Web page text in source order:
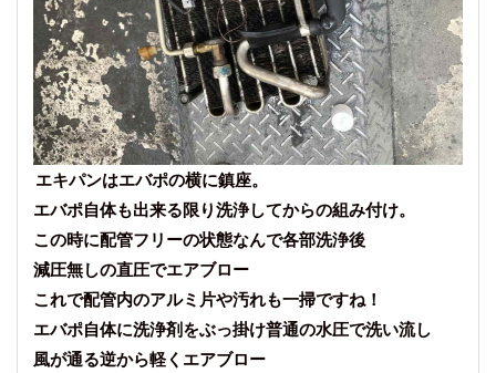
エキパンはエバポの横に鎮座。
エバポ自体も出来る限り洗浄してからの組み付け。
この時に配管フリーの状態なんで各部洗浄後
減圧無しの直圧でエアブロー
これで配管内のアルミ片や汚れも一掃ですね！
エバポ自体に洗浄剤をぶっ掛け普通の水圧で洗い流し
風が通る逆から軽くエアブロー